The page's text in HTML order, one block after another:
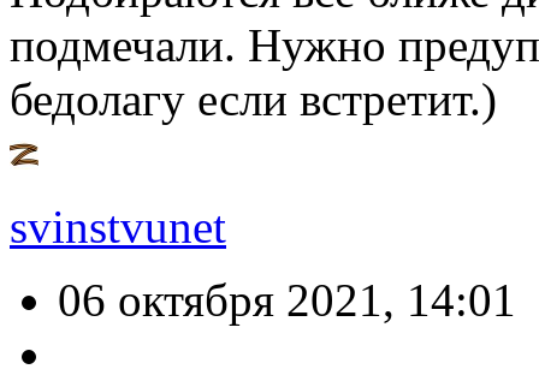
подмечали. Нужно
бедолагу если встретит.)
svinstvunet
06 октября 2021, 14:01